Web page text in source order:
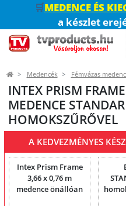
🛒MEDENCE ÉS
a készlet
Medencék Fémvázas
INTEX PRISM
MEDENCE
HOMOKSZŰRŐVEL
A KEDVEZMÉNYES
Intex Prism Frame
3,66 x 0,76 m
medence önállóan